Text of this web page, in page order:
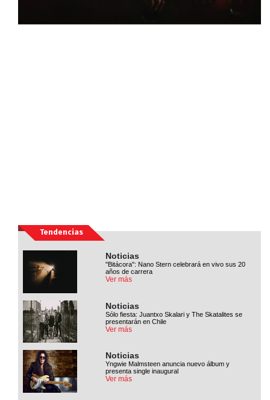
Tendencias
Noticias
''Bitácora'': Nano Stern celebrará en vivo sus 20
años de carrera
Ver más
Noticias
Sólo fiesta: Juantxo Skalari y The Skatalites se
presentarán en Chile
Ver más
Noticias
Yngwie Malmsteen anuncia nuevo álbum y
presenta single inaugural
Ver más